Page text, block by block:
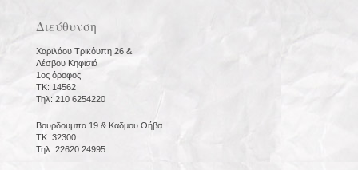
Διεύθυνση
Χαριλάου Τρικόυπη 26 &
Λέσβου Κηφισιά
1ος όροφος
ΤΚ: 14562
Τηλ: 210 6254220
Βουρδουμπα 19 & Καδμου Θήβα
ΤΚ: 32300
Τηλ: 22620 24995